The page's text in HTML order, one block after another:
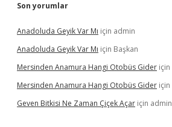
Son yorumlar
Anadoluda Geyik Var Mı için admin
Anadoluda Geyik Var Mı için Başkan
Mersinden Anamura Hangi Otobüs Gider için
Mersinden Anamura Hangi Otobüs Gider için
Geven Bitkisi Ne Zaman Çiçek Açar için admin